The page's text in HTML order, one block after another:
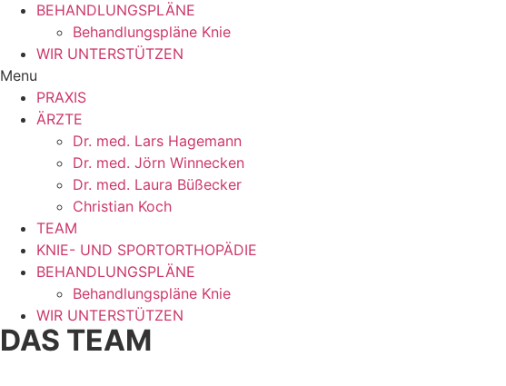
BEHANDLUNGSPLÄNE
Behandlungspläne Knie
WIR UNTERSTÜTZEN
Menu
PRAXIS
ÄRZTE
Dr. med. Lars Hagemann
Dr. med. Jörn Winnecken
Dr. med. Laura Büßecker
Christian Koch
TEAM
KNIE- UND SPORTORTHOPÄDIE
BEHANDLUNGSPLÄNE
Behandlungspläne Knie
WIR UNTERSTÜTZEN
DAS TEAM